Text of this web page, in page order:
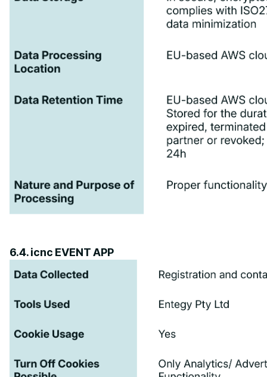
6.4. icnc EVENT APP